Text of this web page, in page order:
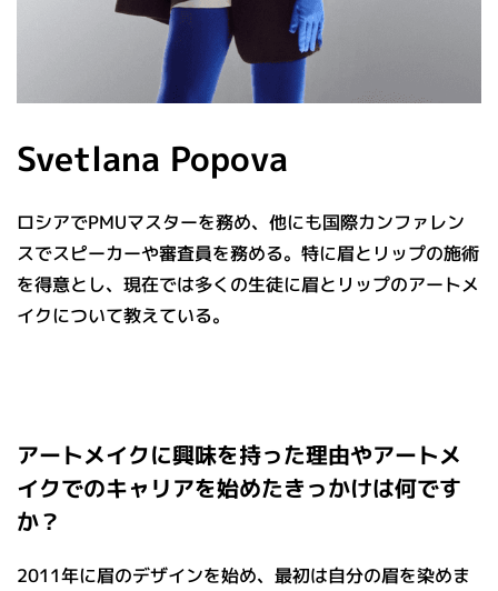
Svetlana Popova
ロシアでPMUマスターを務め、他にも国際カンファレン
スでスピーカーや審査員を務める。特に眉とリップの施術
を得意とし、現在では多くの生徒に眉とリップのアートメ
イクについて教えている。
アートメイクに興味を持った理由やアートメ
イクでのキャリアを始めたきっかけは何です
か？
2011年に眉のデザインを始め、最初は自分の眉を染めま